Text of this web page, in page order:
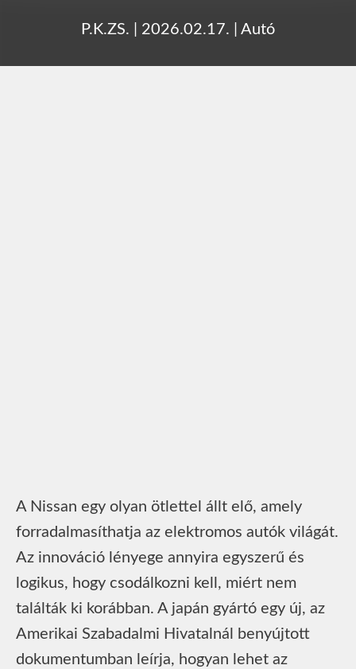
P.K.ZS. 2026.02.17. Autó
A Nissan egy olyan ötlettel állt elő, amely
forradalmasíthatja az elektromos autók világát.
Az innováció lényege annyira egyszerű és
logikus, hogy csodálkozni kell, miért nem
találták ki korábban. A japán gyártó egy új, az
Amerikai Szabadalmi Hivatalnál benyújtott
dokumentumban leírja, hogyan lehet az